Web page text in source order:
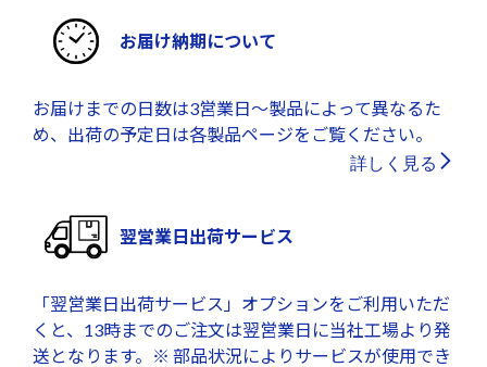
お届け納期について
お届けまでの日数は3営業日～製品によって異なるた
め、出荷の予定日は各製品ページをご覧ください。
詳しく見る
翌営業日出荷サービス
「翌営業日出荷サービス」オプションをご利用いただ
くと、13時までのご注文は翌営業日に当社工場より発
送となります。※ 部品状況によりサービスが使用でき